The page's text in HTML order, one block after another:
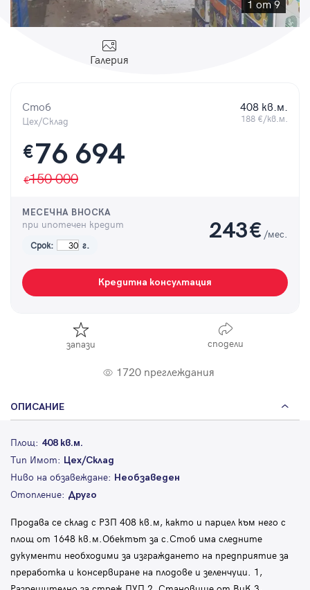
1 от 9
Галерия
Стоб
Цех/Склад
408 кв.м.
188 €/кв.м.
€76 694
150 000
МЕСЕЧНА ВНОСКА
при ипотечен кредит
Срок: г.
243€ /мес.
Кредитна консултация
запази сподели
1720 преглеждания
ОПИСАНИЕ
Площ: 408 кв.м.
Тип Имот: Цех/Склад
Ниво на обзавеждане: Необзаведен
Отопление: Друго
Продава се склад с РЗП 408 кв.м, както и парцел към него с
площ от 1648 кв.м.Обектът за с.Стоб има следните
дукументи необходими за изграждането на предприятие за
преработка и консервиране на плодове и зеленчуци. 1,
Парола